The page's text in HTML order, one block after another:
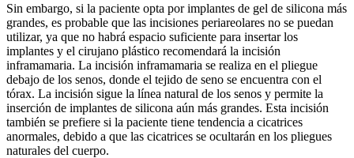
Sin embargo, si la paciente opta por implantes de gel de silicona más
grandes, es probable que las incisiones periareolares no se puedan
utilizar, ya que no habrá espacio suficiente para insertar los
implantes y el cirujano plástico recomendará la incisión
inframamaria. La incisión inframamaria se realiza en el pliegue
debajo de los senos, donde el tejido de seno se encuentra con el
tórax. La incisión sigue la línea natural de los senos y permite la
inserción de implantes de silicona aún más grandes. Esta incisión
también se prefiere si la paciente tiene tendencia a cicatrices
anormales, debido a que las cicatrices se ocultarán en los pliegues
naturales del cuerpo.